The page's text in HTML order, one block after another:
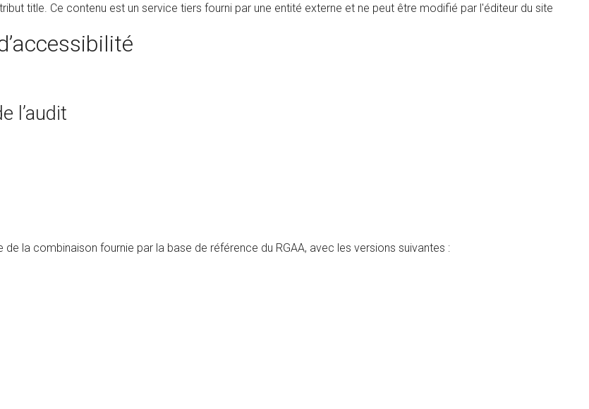
title. Ce contenu est un service tiers fourni par une entité externe et ne peut être modifié par l'éditeur du site
l’audit
la combinaison fournie par la base de référence du RGAA, avec les versions suivantes :